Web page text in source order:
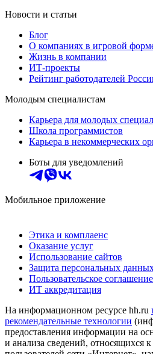
Новости и статьи
Блог
О компаниях в игровой
Жизнь в компании
ИТ-проекты
Рейтинг работодателей
Молодым специалистам
Карьера для молодых
Школа программистов
Карьера в некоммерческих
Боты для уведомлений
Мобильное приложение
Этика и комплаенс
Оказание услуг
Использование сайтов
Защита персональных
Пользовательское соглашение
ИТ аккредитация
На информационном ресурсе hh.ru
рекомендательные технологии
предоставления информации на
и анализа сведений, относящихся